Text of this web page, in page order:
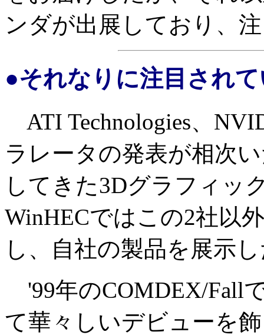
ンダが出展しており、
●それなりに注目され
ATI Technologies、
ラレータの発表が相次
してきた3Dグラフィッ
WinHECではこの2社以
し、自社の製品を展示
'99年のCOMDEX/Fall
て華々しいデビューを